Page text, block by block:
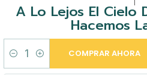
A Lo Lejos El Cielo
Hacemos
Cantidad
COMPRAR AHORA